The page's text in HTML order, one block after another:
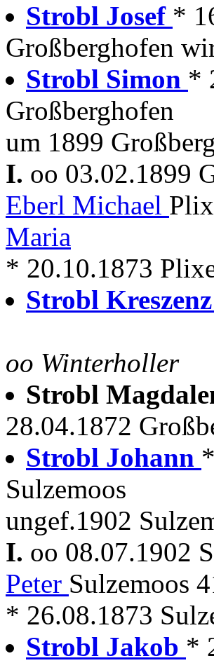
Strobl Josef *
Großberghofen
Strobl Simon *
Großberghofen
um 1899
I. oo 03.02.1899
Eberl Michael
Maria
* 20.10.1873
Strobl Kreszenz
oo Winterholler
Strobl
28.04.1872
Strobl Johann
Sulzemoos
ungef.1902
I. oo 08.07.1902
Peter Sulzemoos
* 26.08.1873
Strobl Jakob *